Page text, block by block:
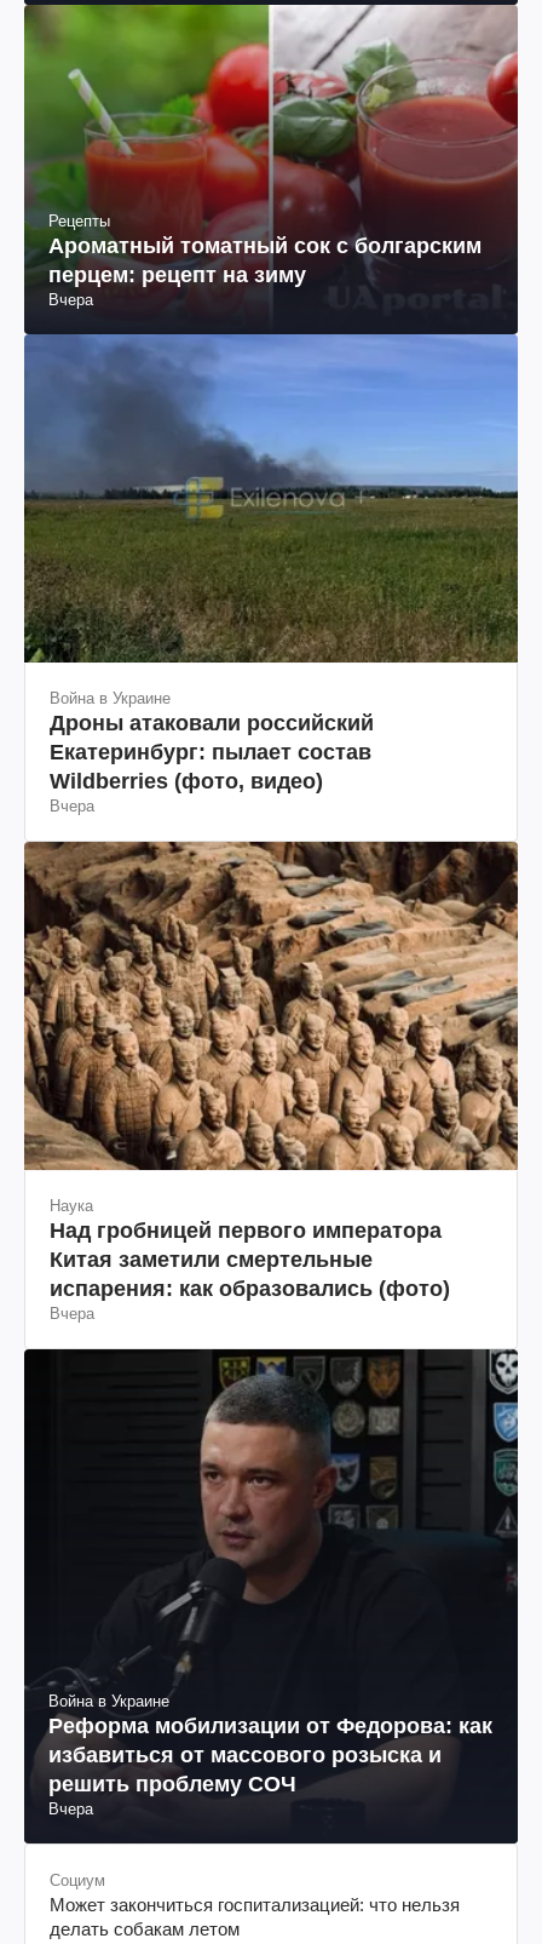
Рецепты
Ароматный томатный сок с болгарским
перцем: рецепт на зиму
Вчера
Война в Украине
Дроны атаковали российский
Екатеринбург: пылает состав
Wildberries (фото, видео)
Вчера
Наука
Над гробницей первого императора
Китая заметили смертельные
испарения: как образовались (фото)
Вчера
Война в Украине
Реформа мобилизации от Федорова: как
избавиться от массового розыска и
решить проблему СОЧ
Вчера
Социум
Может закончиться госпитализацией: что нельзя
делать собакам летом